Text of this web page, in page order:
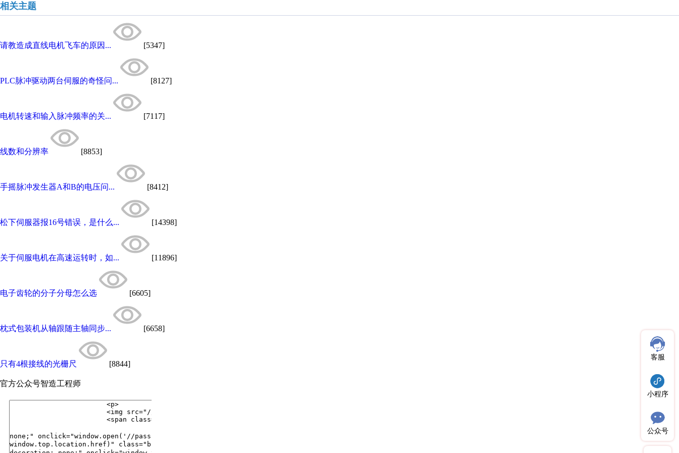
相关主题
请教造成直线电机飞车的原因... [5347]
PLC脉冲驱动两台伺服的奇怪问... [8127]
电机转速和输入脉冲频率的关... [7117]
线数和分辨率 [8853]
手摇脉冲发生器A和B的电压问... [8412]
松下伺服器报16号错误，是什么... [14398]
关于伺服电机在高速运转时，如... [11896]
电子齿轮的分子分母怎么选 [6605]
枕式包装机从轴跟随主轴同步... [6658]
只有4根接线的光栅尺 [8844]
官方公众号智造工程师
客服
小程序
公众号